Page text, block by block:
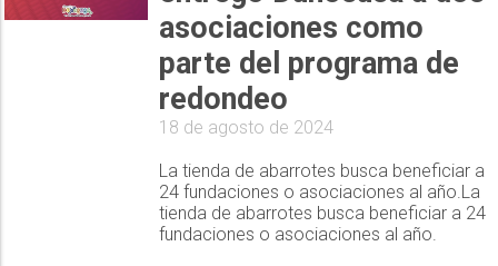
asociaciones como
parte del programa de
redondeo
18 de agosto de 2024
La tienda de abarrotes busca beneficiar a
24 fundaciones o asociaciones al año.La
tienda de abarrotes busca beneficiar a 24
fundaciones o asociaciones al año.